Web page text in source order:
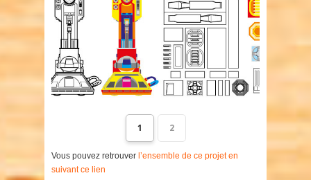
1 2
Vous pouvez retrouver l’ensemble de ce projet en
suivant ce lien